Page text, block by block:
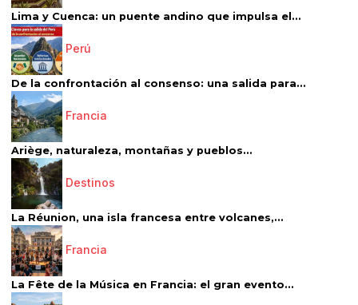
Lima y Cuenca: un puente andino que impulsa el...
Perú
De la confrontación al consenso: una salida para...
Francia
Ariège, naturaleza, montañas y pueblos...
Destinos
La Réunion, una isla francesa entre volcanes,...
Francia
La Fête de la Música en Francia: el gran evento...